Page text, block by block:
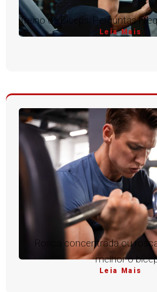
Treino de Bíceps: Perguntas
Leia Mais
Rosca concentrada ou
melhor o
Leia Mais